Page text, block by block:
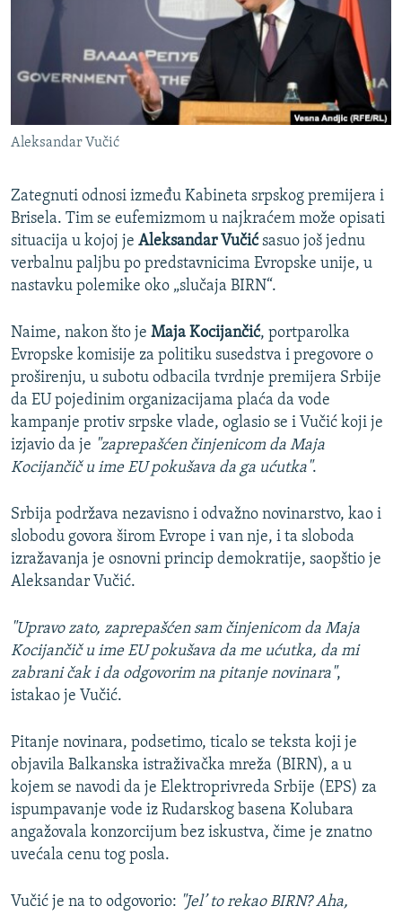
ISPRIČAJ MI
DNEVNO@RSE
SPECIJALI RSE
GENOCID U SREBRENICI
TV LIBERTY
POST SCRIPTUM
MOJA EVROPA
SVE KARTE DEJTONA
NASTANAK I RASPAD JUGOSLAVIJE
PRATITE NAS
Sve RFE/RL stranice
Aleksandar Vučić
Zategnuti odnosi između Kabineta srpskog premijera i
Brisela. Tim se eufemizmom u najkraćem može opisati
situacija u kojoj je Aleksandar Vučićsasuo još jednu
verbalnu paljbu po predstavnicima Evropske unije, u
nastavku polemike oko „slučaja BIRN“.
Naime, nakon što je Maja Kocijančić, portparolka
Evropske komisije za politiku susedstva i pregovore o
proširenju, u subotu odbacila tvrdnje premijera Srbije
da EU pojedinim organizacijama plaća da vode
kampanje protiv srpske vlade, oglasio se i Vučić koji je
izjavio da je "zaprepašćen činjenicom da Maja
Kocijančič u ime EU pokušava da ga ućutka".
Srbija podržava nezavisno i odvažno novinarstvo, kao i
slobodu govora širom Evrope i van nje, i ta sloboda
izražavanja je osnovni princip demokratije, saopštio je
Aleksandar Vučić.
"Upravo zato, zaprepašćen sam činjenicom da Maja
Kocijančič u ime EU pokušava da me ućutka, da mi
zabrani čak i da odgovorim na pitanje novinara",
istakao je Vučić.
Pitanje novinara, podsetimo, ticalo se teksta koji je
objavila Balkanska istraživačka mreža (BIRN), a u
kojem se navodi da je Elektroprivreda Srbije (EPS) za
ispumpavanje vode iz Rudarskog basena Kolubara
angažovala konzorcijum bez iskustva, čime je znatno
uvećala cenu tog posla.
Vučić je na to odgovorio: "Jel’ to rekao BIRN? Aha,